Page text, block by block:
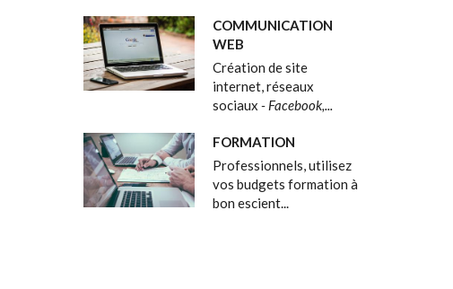
COMMUNICATION
WEB
Création de site
internet, réseaux
sociaux - Facebook,...
FORMATION
Professionnels, utilisez
vos budgets formation à
bon escient...